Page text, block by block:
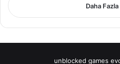
Daha
unblocked games